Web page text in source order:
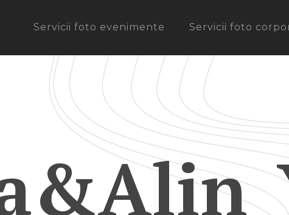
Servicii foto evenimente Servicii foto